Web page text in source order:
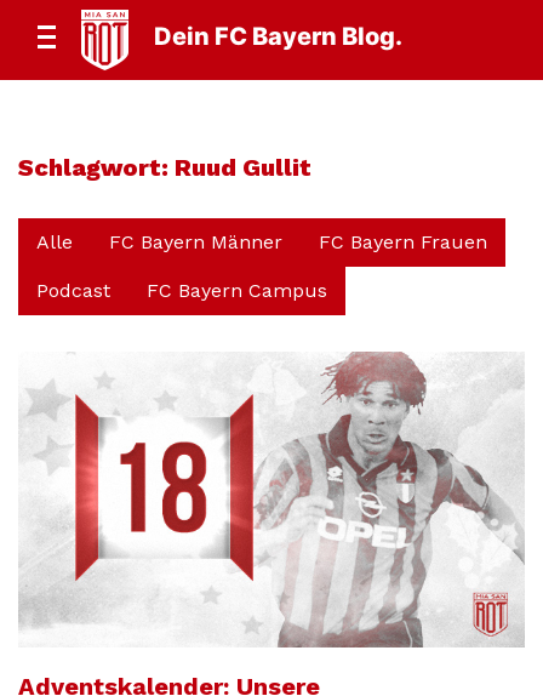
Dein FC Bayern Blog.
Schlagwort: Ruud Gullit
Alle FC Bayern Männer FC Bayern Frauen
Podcast FC Bayern Campus
Adventskalender: Unsere